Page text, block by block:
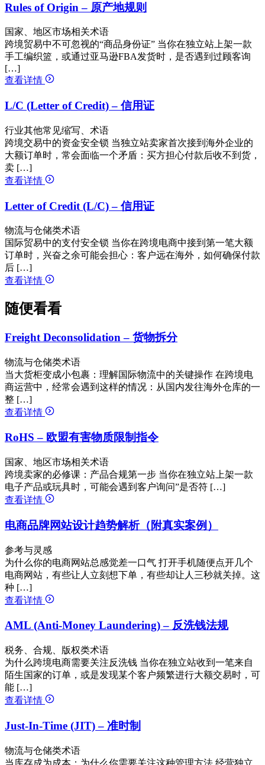
Rules of Origin – 原产地规则
国家、地区市场相关术语
跨境贸易中不可忽视的“商品身份证” 当你在独立站上架一款
手工编织篮，或通过亚马逊FBA发货时，是否遇到过顾客询
[…]
查看详情
L/C (Letter of Credit) – 信用证
行业其他常见缩写、术语
跨境交易中的资金安全锁 当独立站卖家首次接到海外企业的
大额订单时，常会面临一个矛盾：买方担心付款后收不到货，
卖 […]
查看详情
Letter of Credit (L/C) – 信用证
物流与仓储类术语
国际贸易中的支付安全锁 当你在跨境电商中接到第一笔大额
订单时，兴奋之余可能会担心：客户远在海外，如何确保付款
后 […]
查看详情
随便看看
Freight Deconsolidation – 货物拆分
物流与仓储类术语
当大货柜变成小包裹：理解国际物流中的关键操作 在跨境电
商运营中，经常会遇到这样的情况：从国内发往海外仓库的一
整 […]
查看详情
RoHS – 欧盟有害物质限制指令
国家、地区市场相关术语
跨境卖家的必修课：产品合规第一步 当你在独立站上架一款
电子产品或玩具时，可能会遇到客户询问”是否符 […]
查看详情
电商品牌网站设计趋势解析（附真实案例）
参考与灵感
为什么你的电商网站总感觉差一口气 打开手机随便点开几个
电商网站，有些让人立刻想下单，有些却让人三秒就关掉。这
种 […]
查看详情
AML (Anti-Money Laundering) – 反洗钱法规
税务、合规、版权类术语
为什么跨境电商需要关注反洗钱 当你在独立站收到一笔来自
陌生国家的订单，或是发现某个客户频繁进行大额交易时，可
能 […]
查看详情
Just-In-Time (JIT) – 准时制
物流与仓储类术语
当库存成为成本：为什么你需要关注这种管理方法 经营独立